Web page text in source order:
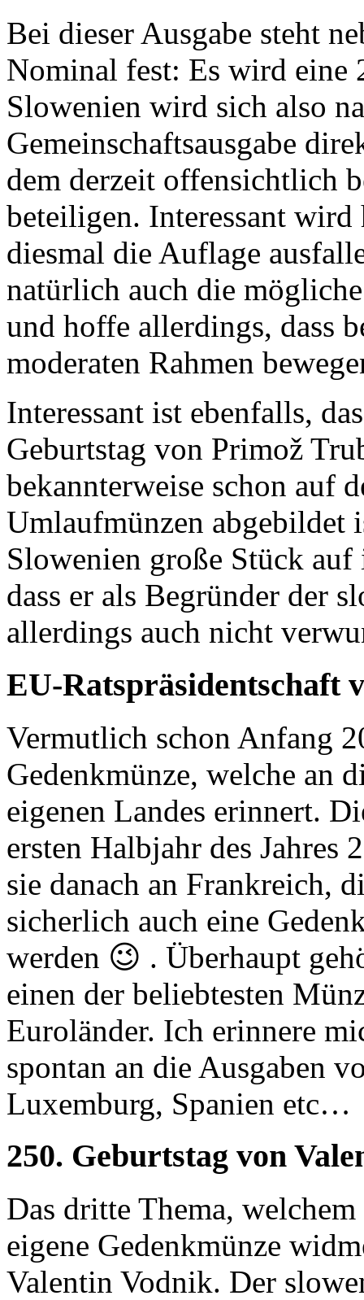
Bei dieser Ausgabe steht
Nominal fest: Es wird eine
Slowenien wird sich also
Gemeinschaftsausgabe
dem derzeit offensichtlich
beteiligen. Interessant
diesmal die Auflage
natürlich auch die
und hoffe allerdings, dass
moderaten Rahmen
Interessant ist ebenfalls,
Geburtstag von Primož
bekannterweise schon auf
Umlaufmünzen abgebildet
Slowenien große Stück auf
dass er als Begründer der
allerdings auch nicht
EU-Ratspräsidentschaft
Vermutlich schon Anfang
Gedenkmünze, welche an
eigenen Landes erinnert.
ersten Halbjahr des
sie danach an Frankreich,
sicherlich auch eine
werden 😉 . Überhaupt
einen der beliebtesten
Euroländer. Ich erinnere
spontan an die Ausgaben
Luxemburg, Spanien etc…
250. Geburtstag von
Das dritte Thema,
eigene Gedenkmünze
Valentin Vodnik. Der